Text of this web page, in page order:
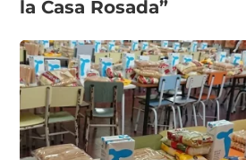
la Casa Rosada”